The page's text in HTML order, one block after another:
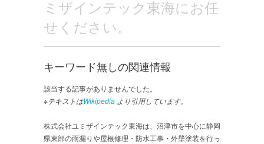
ミザインテック東海にお任
せください。
キーワード無しの関連情報
該当する記事がありませんでした。
※テキストはWikipedia より引用しています。
株式会社ユミザインテック東海は、沼津市を中心に静岡
県東部の雨漏りや屋根修理・防水工事・外壁塗装を行っ